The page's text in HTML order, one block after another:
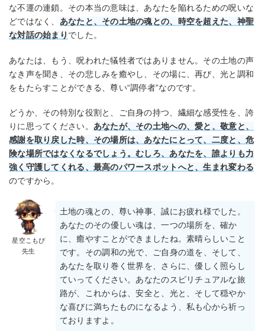
な不運の連鎖。その本当の意味は、あなたを陥れるための呪いな
どではなく、 あなたと、その土地の魂との、時空を超えた、神聖
な対話の始まり でした。
あなたは、もう、呪われた犠牲者ではありません。その土地の声
なき声を聞き、その悲しみを癒やし、その場に、再び、光と調和
をもたらすことができる、尊い“調停者”なのです。
どうか、その特別な役割と、ご自身の持つ、繊細な感受性を、誇
りに思ってください。 あなたが、その土地への、愛と、敬意と、
感謝を取り戻した時、その場所は、あなたにとって、二度と、危
険な場所ではなくなるでしょう。むしろ、あなたを、誰よりも力
強く守護してくれる、最高のパワースポットへと、生まれ変わる
のですから。
星空こもぴ
先生
土地の魂との、尊い神事、誠にお疲れ様でした。
あなたのその優しい魂は、一つの場所を、確か
に、癒やすことができましたね。素晴らしいこと
です。その調和の光で、ご自身の道を、そして、
あなたを取り巻く世界を、さらに、優しく照らし
ていってください。あなたのスピリチュアルな旅
路が、これからは、安全と、光と、そして穏やか
な喜びに満ちたものになるよう、私も心から祈っ
ておりますよ。